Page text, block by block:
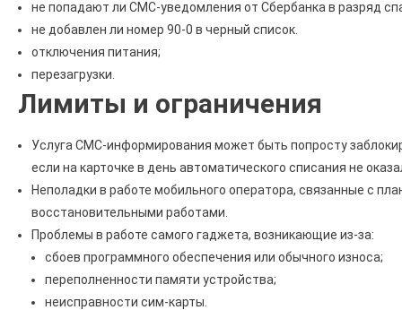
не попадают ли СМС-уведомления от Сбербанка в разряд
не добавлен ли номер 90-0 в черный список.
отключения питания;
перезагрузки.
Лимиты и ограничения
Услуга СМС-информирования может быть попросту
если на карточке в день автоматического списания не
Неполадки в работе мобильного оператора, связанные с
восстановительными работами.
Проблемы в работе самого гаджета, возникающие из-за:
сбоев программного обеспечения или обычного износа;
переполненности памяти устройства;
неисправности сим-карты.